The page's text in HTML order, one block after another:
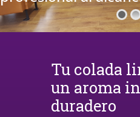
Tu colada
un aroma
duradero